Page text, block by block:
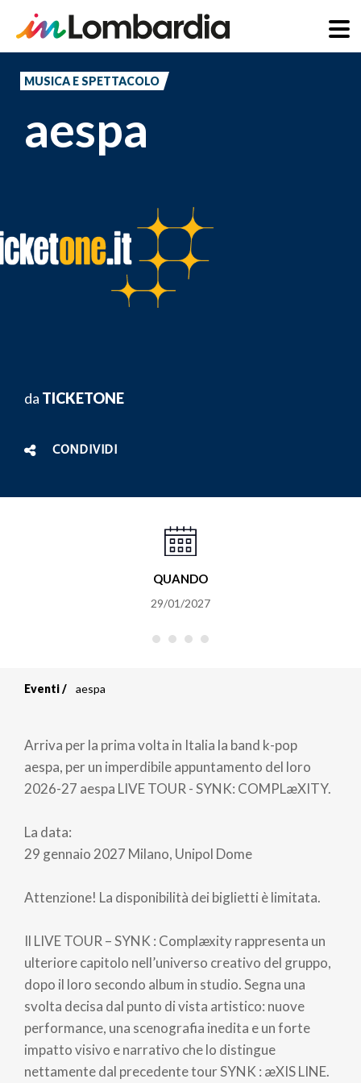
principale
MUSICA E SPETTACOLO
aespa
da TICKETONE
CONDIVIDI
QUANDO
29/01/2027
di
pane
Eventi aespa
Arriva per la prima volta in Italia la band k-pop
aespa, per un imperdibile appuntamento del loro
2026-27 aespa LIVE TOUR - SYNK: COMPLæXITY.
La data:
29 gennaio 2027 Milano, Unipol Dome
Attenzione! La disponibilità dei biglietti è limitata.
Il LIVE TOUR – SYNK : Complæxity rappresenta un
ulteriore capitolo nell’universo creativo del gruppo,
dopo il loro secondo album in studio. Segna una
svolta decisa dal punto di vista artistico: nuove
performance, una scenografia inedita e un forte
impatto visivo e narrativo che lo distingue
nettamente dal precedente tour SYNK : æXIS LINE.